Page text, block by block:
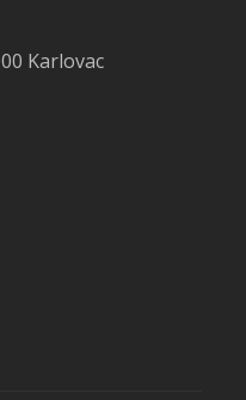
Karlovac